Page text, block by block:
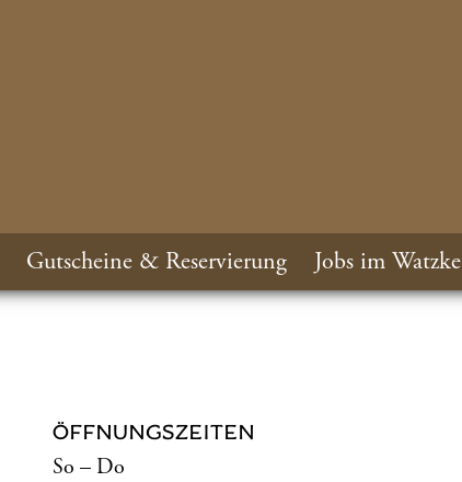
Gutscheine & Reservierung Jobs im Watzke
ÖFFNUNGSZEITEN
So – Do